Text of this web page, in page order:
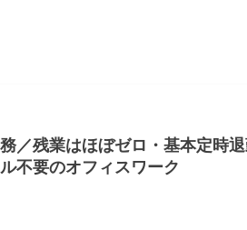
／残業はほぼゼロ・基本定時
不要のオフィスワーク